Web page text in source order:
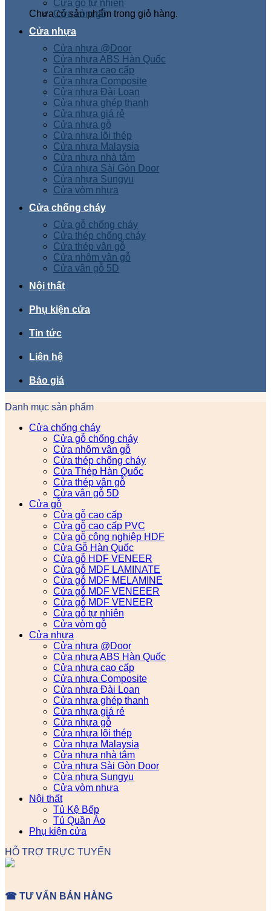
Chưa có sản phẩm trong giỏ hàng.
Cửa gỗ tự nhiên
Cửa vòm gỗ
Cửa nhựa
Cửa nhựa @Door
Cửa nhựa ABS Hàn Quốc
Cửa nhựa cao cấp
Cửa nhựa Composite
Cửa nhựa Đài Loan
Cửa nhựa ghép thanh
Cửa nhựa giá rẻ
Cửa nhựa gỗ
Cửa nhựa lõi thép
Cửa nhựa Malaysia
Cửa nhựa nhà tắm
Cửa nhựa Sài Gòn Door
Cửa nhựa Sungyu
Cửa vòm nhựa
Cửa chống cháy
Cửa gỗ chống cháy
Cửa thép chống cháy
Cửa thép vân gỗ
Cửa nhôm vân gỗ
Cửa vân gỗ 5D
Nội thất
Phụ kiện cửa
Tin tức
Liên hệ
Báo giá
Danh mục sản phẩm
Cửa chống cháy
Cửa gỗ chống cháy
Cửa nhôm vân gỗ
Cửa thép chống cháy
Cửa Thép Hàn Quốc
Cửa thép vân gỗ
Cửa vân gỗ 5D
Cửa gỗ
Cửa gỗ cao cấp
Cửa gỗ cao cấp PVC
Cửa gỗ công nghiệp HDF
Cửa Gỗ Hàn Quốc
Cửa gỗ HDF VENEER
Cửa gỗ MDF LAMINATE
Cửa gỗ MDF MELAMINE
Cửa gỗ MDF VENEEER
Cửa gỗ MDF VENEER
Cửa gỗ tự nhiên
Cửa vòm gỗ
Cửa nhựa
Cửa nhựa @Door
Cửa nhựa ABS Hàn Quốc
Cửa nhựa cao cấp
Cửa nhựa Composite
Cửa nhựa Đài Loan
Cửa nhựa ghép thanh
Cửa nhựa giá rẻ
Cửa nhựa gỗ
Cửa nhựa lõi thép
Cửa nhựa Malaysia
Cửa nhựa nhà tắm
Cửa nhựa Sài Gòn Door
Cửa nhựa Sungyu
Cửa vòm nhựa
Nội thất
Tủ Kệ Bếp
Tủ Quần Áo
Phụ kiện cửa
HỖ TRỢ TRỰC TUYẾN
☎ TƯ VẤN BÁN HÀNG